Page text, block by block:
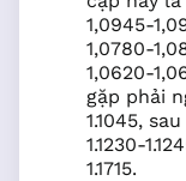
1,0945-
1,0780-
1,0620-
gặp phải
1.1045, sau
1.1230-
1.1715.